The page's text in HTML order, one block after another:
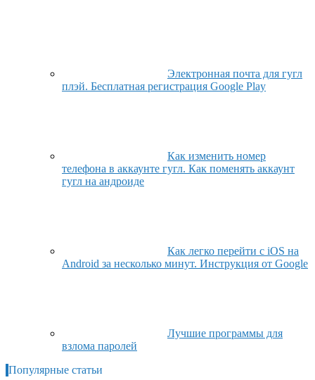
Электронная почта для гугл
плэй. Бесплатная регистрация Google Play
Как изменить номер
телефона в аккаунте гугл. Как поменять аккаунт
гугл на андроиде
Как легко перейти с iOS на
Android за несколько минут. Инструкция от Google
Лучшие программы для
взлома паролей
Популярные статьи